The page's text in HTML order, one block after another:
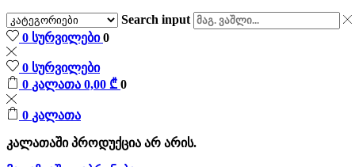
Search input
0 სურვილები0
0 სურვილები
0 კალათა 0,00 ₾ 0
0 კალათა
კალათაში პროდუქცია არ არის.